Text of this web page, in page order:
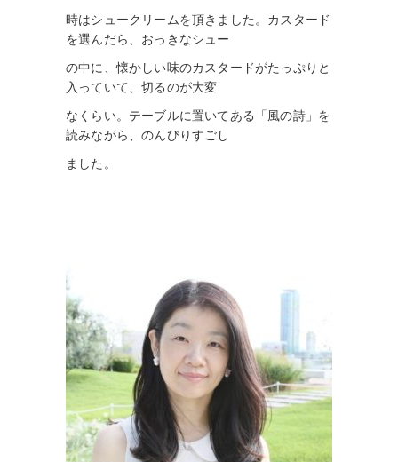
時はシュークリームを頂きました。カスタード
を選んだら、おっきなシュー
の中に、懐かしい味のカスタードがたっぷりと
入っていて、切るのが大変
なくらい。テーブルに置いてある「風の詩」を
読みながら、のんびりすごし
ました。